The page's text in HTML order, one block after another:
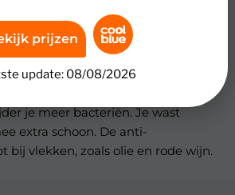
snel schone werkkleding nodig hebt
Met energieklasse A-50% gebruik
bespaar je tot &euro; 370,- op je
levensduur. Met HygienicSteam
stoom toe. Hiermee was je
je meer bacteriën. Je wast
extra schoon. De anti-
bij vlekken, zoals olie en rode wijn.
prijzen
update: 08/08/2026